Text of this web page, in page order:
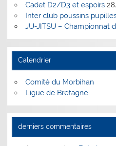
Cadet D2/D3 et espoirs
Inter club poussins
JU-JITSU – Championnat
Calendrier
Comité du Morbihan
Ligue de Bretagne
derniers commentaires